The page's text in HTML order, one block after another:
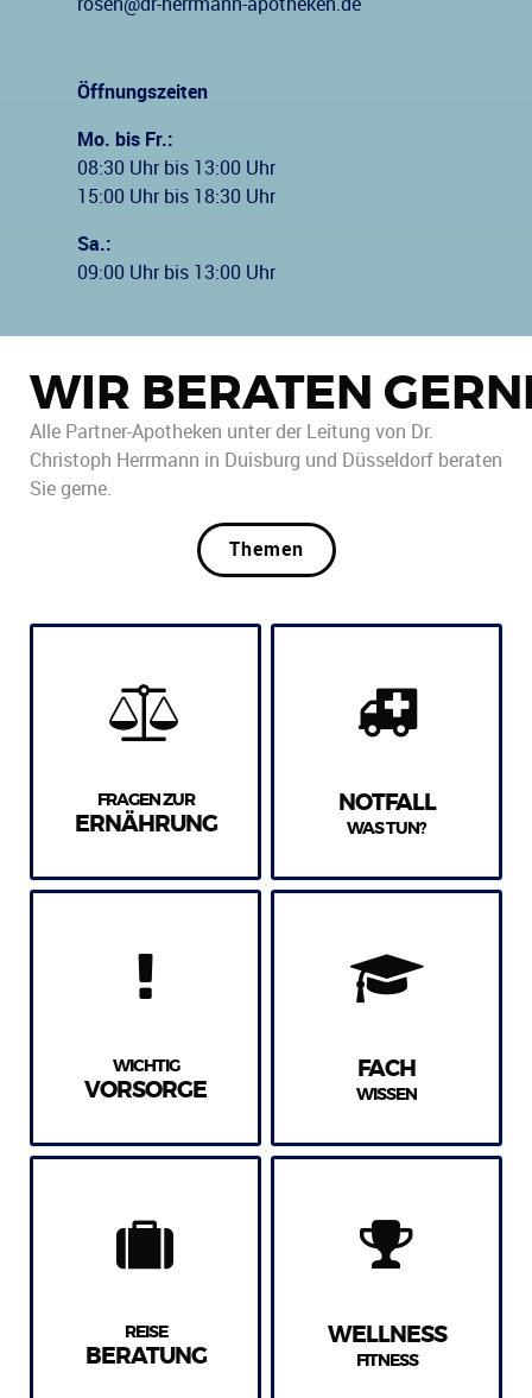
Öffnungszeiten
Mo. bis Fr.:
08:30 Uhr bis 13:00 Uhr
15:00 Uhr bis 18:30 Uhr
Sa.:
09:00 Uhr bis 13:00 Uhr
WIR BERATEN
Alle Partner-Apotheken unter der Leitung von Dr.
Christoph Herrmann in Duisburg und Düsseldorf beraten
Sie gerne.
Themen
FRAGEN ZUR
ERNÄHRUNG
NOTFALL
WAS TUN?
WICHTIG
VORSORGE
FACH
WISSEN
REISE
BERATUNG
WELLNESS
FITNESS